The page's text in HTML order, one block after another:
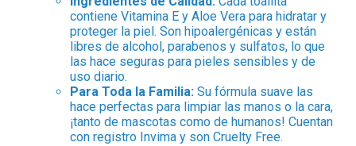
contiene Vitamina E y Aloe Vera para hidratar y
proteger la piel. Son hipoalergénicas y están
libres de alcohol, parabenos y sulfatos, lo que
las hace seguras para pieles sensibles y de
uso diario.
Para Toda la Familia: Su fórmula suave las
hace perfectas para limpiar las manos o la cara,
¡tanto de mascotas como de humanos! Cuentan
con registro Invima y son Cruelty Free.